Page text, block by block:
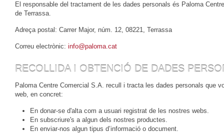
El responsable del tractament de les dades personals és Paloma
de Terrassa.
Adreça postal: Carrer Major, núm. 12, 08221, Terrassa
Correu electrònic: info@paloma.cat
RECOLLIDA I OBTENCIÓ DE DADES
Paloma Centre Comercial S.A. recull i tracta les dades personals que
web, en concret:
En donar-se d'alta com a usuari registrat de les nostres webs.
En subscriure's a algun dels nostres productes.
En enviar-nos algun tipus d’informació o document.